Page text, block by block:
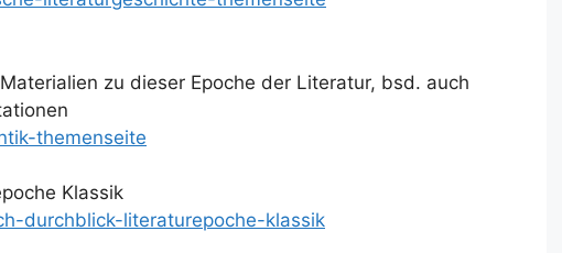
zu dieser Epoche der Literatur, bsd. auch
themenseite
Klassik
durchblick-literaturepoche-klassik